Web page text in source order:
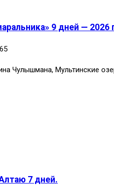
9 дней — 2026
Чулышмана, Мультинские
7 дней.